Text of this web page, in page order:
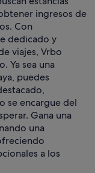
ingresos de
Con
dedicado y
viajes, Vrbo
Ya sea una
puedes
se encargue del
Gana una
una
a los